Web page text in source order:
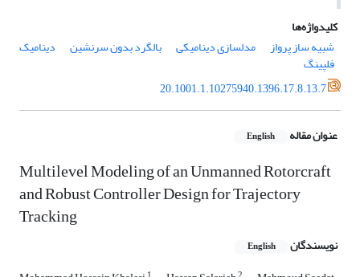
کلیدواژه‌ها
شبیه ساز پرواز
مدلسازی دینامیکی بالگرد بدون سرنشین دینامیک
فلپینگ
20.1001.1.10275940.1396.17.8.13.7
عنوان مقاله English
Multilevel Modeling of an Unmanned Rotorcraft
and Robust Controller Design for Trajectory
Tracking
نویسندگان English